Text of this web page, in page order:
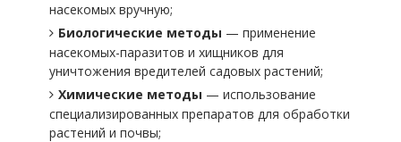
насекомых вручную;
Биологические методы — применение
насекомых-паразитов и хищников для
уничтожения вредителей садовых растений;
Химические методы — использование
специализированных препаратов для обработки
растений и почвы;